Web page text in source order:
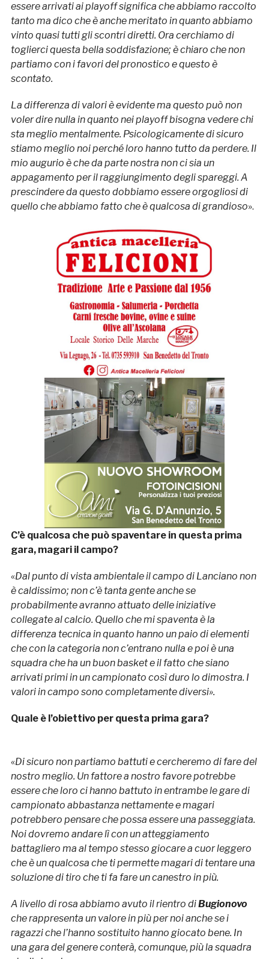
essere arrivati ai playoff significa che abbiamo raccolto
tanto ma dico che è anche meritato in quanto abbiamo
vinto quasi tutti gli scontri diretti. Ora cerchiamo di
toglierci questa bella soddisfazione; è chiaro che non
partiamo con i favori del pronostico e questo è
scontato.
La differenza di valori è evidente ma questo può non
voler dire nulla in quanto nei playoff bisogna vedere chi
sta meglio mentalmente. Psicologicamente di sicuro
stiamo meglio noi perché loro hanno tutto da perdere. Il
mio augurio è che da parte nostra non ci sia un
appagamento per il raggiungimento degli spareggi. A
prescindere da questo dobbiamo essere orgogliosi di
quello che abbiamo fatto che è qualcosa di grandioso».
C’è qualcosa che può spaventare in questa prima
gara, magari il campo?
«Dal punto di vista ambientale il campo di Lanciano non
è caldissimo; non c’è tanta gente anche se
probabilmente avranno attuato delle iniziative
collegate al calcio. Quello che mi spaventa è la
differenza tecnica in quanto hanno un paio di elementi
che con la categoria non c’entrano nulla e poi è una
squadra che ha un buon basket e il fatto che siano
arrivati primi in un campionato così duro lo dimostra. I
valori in campo sono completamente diversi».
Quale è l’obiettivo per questa prima gara?
«Di sicuro non partiamo battuti e cercheremo di fare del
nostro meglio. Un fattore a nostro favore potrebbe
essere che loro ci hanno battuto in entrambe le gare di
campionato abbastanza nettamente e magari
potrebbero pensare che possa essere una passeggiata.
Noi dovremo andare lì con un atteggiamento
battagliero ma al tempo stesso giocare a cuor leggero
che è un qualcosa che ti permette magari di tentare una
soluzione di tiro che ti fa fare un canestro in più.
A livello di rosa abbiamo avuto il rientro diBugionovo
che rappresenta un valore in più per noi anche se i
ragazzi che l’hanno sostituito hanno giocato bene. In
una gara del genere conterà, comunque, più la squadra